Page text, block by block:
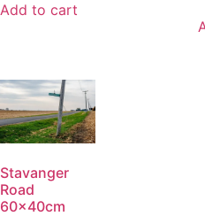
Add to cart
Stavanger
Road
60x40cm